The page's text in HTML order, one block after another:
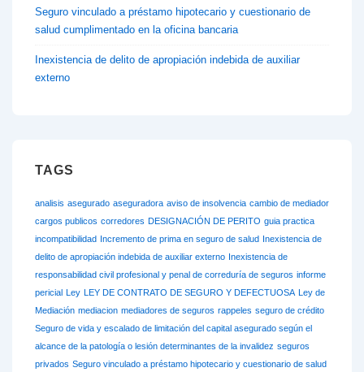
Seguro vinculado a préstamo hipotecario y cuestionario de
salud cumplimentado en la oficina bancaria
Inexistencia de delito de apropiación indebida de auxiliar
externo
TAGS
analisis asegurado aseguradora aviso de insolvencia cambio de mediador
cargos publicos corredores DESIGNACIÓN DE PERITO guia practica
incompatibilidad Incremento de prima en seguro de salud Inexistencia de
delito de apropiación indebida de auxiliar externo Inexistencia de
responsabilidad civil profesional y penal de correduría de seguros informe
pericial Ley LEY DE CONTRATO DE SEGURO Y DEFECTUOSA Ley de
Mediación mediacion mediadores de seguros rappeles seguro de crédito
Seguro de vida y escalado de limitación del capital asegurado según el
alcance de la patología o lesión determinantes de la invalidez seguros
privados Seguro vinculado a préstamo hipotecario y cuestionario de salud